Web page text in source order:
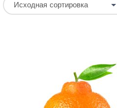
Исходная сортировка